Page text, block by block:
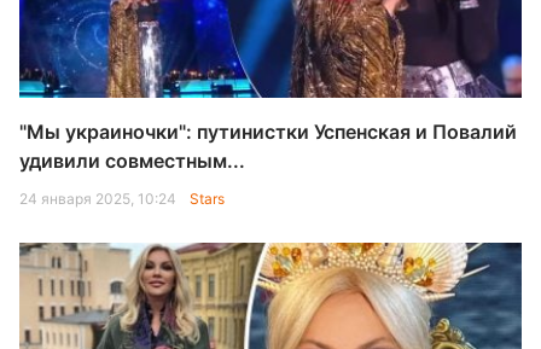
"Мы украиночки": путинистки Успенская и Повалий
удивили совместным...
24 января 2025, 10:24 Stars